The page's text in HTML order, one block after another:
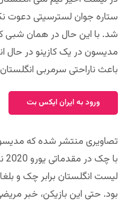
ستاره جوان لسترسیتی دعوت
شد. با این حال در همان شبی
مدیسون در یک کازینو در حال
باعث ناراحتی سرمربی
ورود به ایران ایکس بت
تصاویری منتشر شده که
لیست انگلستان برابر چک و
بود. حتی این بازیکن، خبر